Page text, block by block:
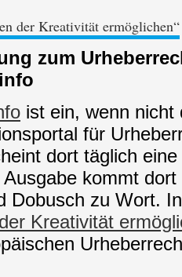
der Kreativität ermöglichen“
zum
ist ein, wenn nicht
für
dort täglich
Ausgabe kommt dort
Dobusch zu Wort.
Kreativität